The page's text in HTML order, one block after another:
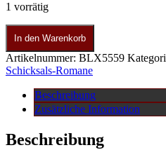
1 vorrätig
In den Warenkorb
Artikelnummer: BLX5559
Schicksals-Romane
Beschreibung
Zusätzliche Information
Beschreibung